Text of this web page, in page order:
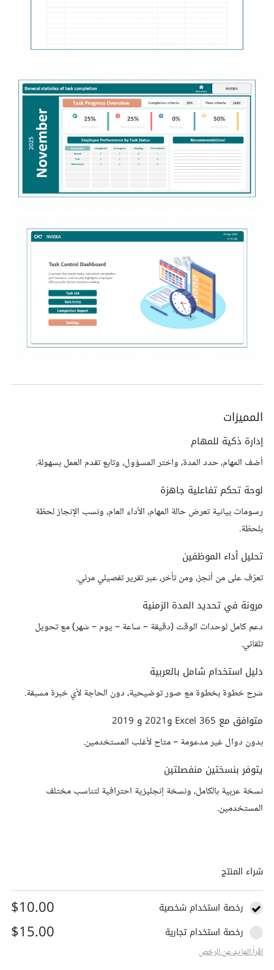
المميزات
إدارة ذكية للمهام
أضف المهام، حدد المدة، واختر المسؤول، وتابع تقدم العمل بسهولة.
لوحة تحكم تفاعلية جاهزة
رسومات بيانية تعرض حالة المهام، الأداء العام، ونسب الإنجاز لحظة
بلحظة.
تحليل أداء الموظفين
تعرّف على من أنجز، ومن تأخر، عبر تقرير تفصيلي مرئي.
مرونة في تحديد المدة الزمنية
دعم كامل لوحدات الوقت (دقيقة – ساعة – يوم – شهر) مع تحويل
تلقائي.
دليل استخدام شامل بالعربية
شرح خطوة بخطوة مع صور توضيحية، دون الحاجة لأي خبرة مسبقة.
متوافق مع Excel 365 و2021 و 2019
بدون دوال غير مدعومة – متاح لأغلب المستخدمين.
يتوفر بنسختين منفصلتين
نسخة عربية بالكامل، ونسخة إنجليزية احترافية لتناسب مختلف
المستخدمين.
شراء المنتج
رخصة استخدام شخصية $10.00
رخصة استخدام تجارية $15.00
اقراً المزيد عن الرخص